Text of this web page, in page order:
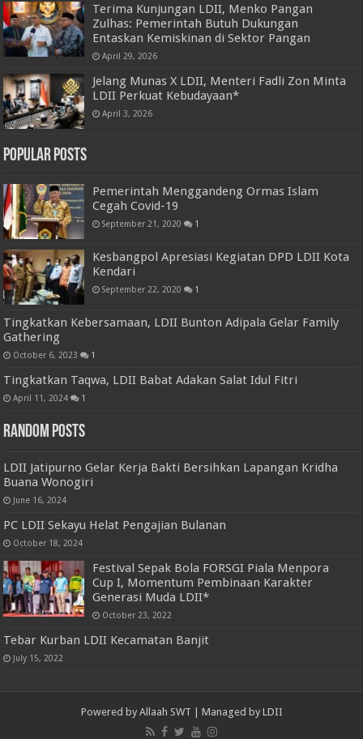
Terima Kunjungan LDII, Menko Pangan
Zulhas: Pemerintah Butuh Dukungan
Entaskan Kemiskinan di Sektor Pangan
April 29, 2026
Jelang Munas X LDII, Menteri Fadli Zon Minta
LDII Perkuat Kebudayaan*
April 3, 2026
Popular Posts
Pemerintah Menggandeng Ormas Islam
Cegah Covid-19
September 21, 2020 1
Kesbangpol Apresiasi Kegiatan DPD LDII Kota
Kendari
September 22, 2020 1
Tingkatkan Kebersamaan, LDII Bunton Adipala Gelar Family
Gathering
October 6, 2023 1
Tingkatkan Taqwa, LDII Babat Adakan Salat Idul Fitri
April 11, 2024 1
Random Posts
LDII Jatipurno Gelar Kerja Bakti Bersihkan Lapangan Kridha
Buana Wonogiri
June 16, 2024
PC LDII Sekayu Helat Pengajian Bulanan
October 18, 2024
Festival Sepak Bola FORSGI Piala Menpora
Cup I, Momentum Pembinaan Karakter
Generasi Muda LDII*
October 23, 2022
Tebar Kurban LDII Kecamatan Banjit
July 15, 2022
Powered by Allaah SWT | Managed by LDII